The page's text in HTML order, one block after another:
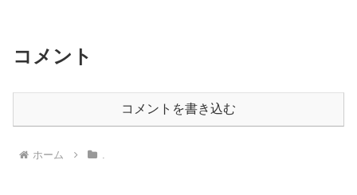
コメント
コメントを書き込む
ホーム